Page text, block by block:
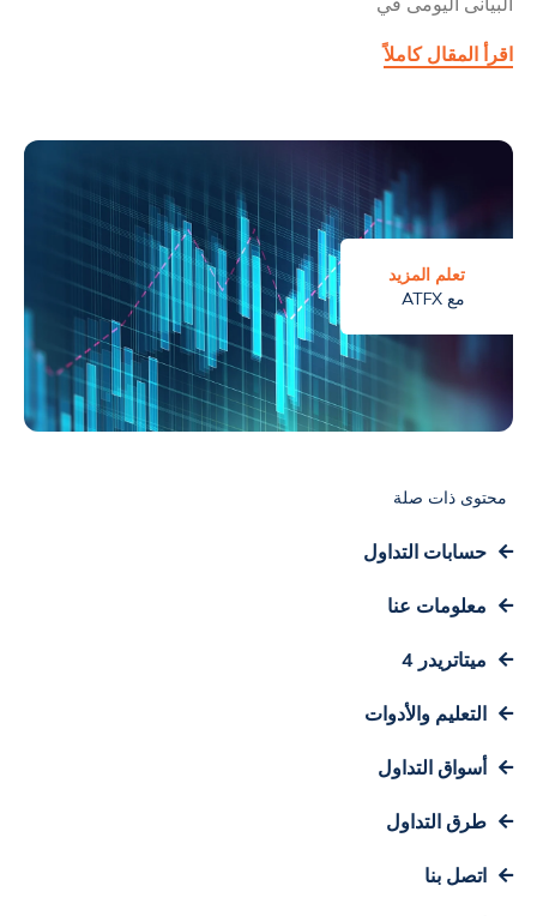
اقرأ المقال كاملاً
تعلم المزيد
مع ATFX
محتوى ذات صلة
حسابات التداول
معلومات عنا
ميتاتريدر 4
التعليم والأدوات
أسواق التداول
طرق التداول
اتصل بنا